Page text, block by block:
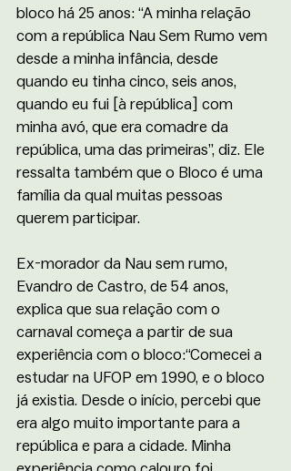
bloco há 25 anos: “A minha relação
com a república Nau Sem Rumo vem
desde a minha infância, desde
quando eu tinha cinco, seis anos,
quando eu fui [à república] com
minha avó, que era comadre da
república, uma das primeiras”, diz. Ele
ressalta também que o Bloco é uma
família da qual muitas pessoas
querem participar.
Ex-morador da Nau sem rumo,
Evandro de Castro, de 54 anos,
explica que sua relação com o
carnaval começa a partir de sua
experiência com o bloco:“Comecei a
estudar na UFOP em 1990, e o bloco
já existia. Desde o início, percebi que
era algo muito importante para a
república e para a cidade. Minha